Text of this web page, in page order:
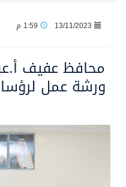
محافظ عفيف يؤدي
13/11/2023
محافظ عفيف
ورشة عمل